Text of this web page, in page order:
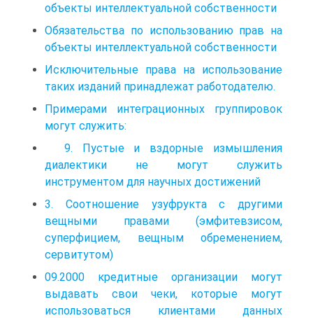
объекты интеллектуальной собственности
Обязательства по использованию прав на
объекты интеллектуальной собственности
Исключительные права на использование
таких изданий принадлежат работодателю.
Примерами интеграционных группировок
могут служить:
9. Пустые и вздорные измышления
диалектики не могут служить
инструментом для научных достижений
3. Соотношение узуфрукта с другими
вещными правами (эмфитевзисом,
суперфицием, вещным обременением,
сервитутом)
09.2000 кредитные организации могут
выдавать свои чеки, которые могут
использоваться клиентами данных